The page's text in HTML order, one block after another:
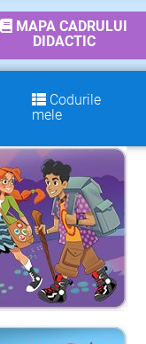
MAPA CADRULUI
DIDACTIC
Codurile
mele